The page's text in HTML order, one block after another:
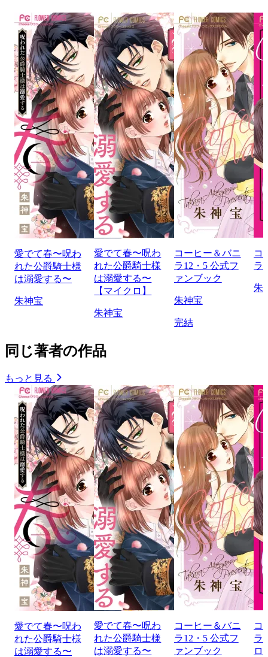
愛でて春〜呪わ
れた公爵騎士様
は溺愛する〜
朱神宝
愛でて春〜呪わ
れた公爵騎士様
は溺愛する〜
【マイクロ】
朱神宝
コーヒー＆バニ
ラ12・5 公式フ
ァンブック
朱神宝
完結
コ
ラ
朱
同じ著者の作品
もっと見る
愛でて春〜呪わ
れた公爵騎士様
は溺愛する〜
愛でて春〜呪わ
れた公爵騎士様
は溺愛する〜
コーヒー＆バニ
ラ12・5 公式フ
ァンブック
コ
ラ
ロ